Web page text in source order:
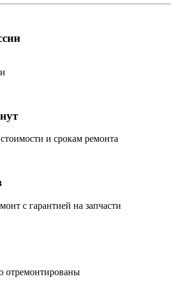
и срокам ремонта
с гарантией на запчасти
отремонтированы